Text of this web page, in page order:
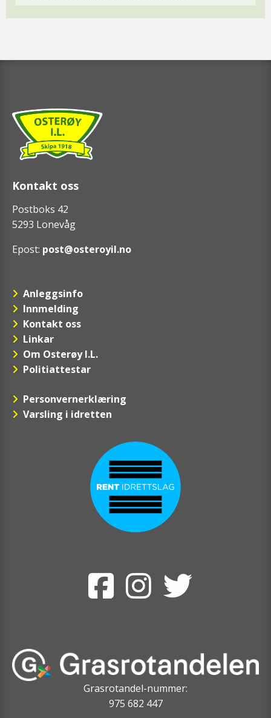
Kontakt oss
Postboks 42
5293 Lonevåg
Epost: post@osteroyil.no
Anleggsinfo
Innmelding
Kontakt oss
Linkar
Om Osterøy I.L.
Politiattestar
Personvernerklæring
Varsling i idretten
Grasrotandel-nummer:
975 682 447